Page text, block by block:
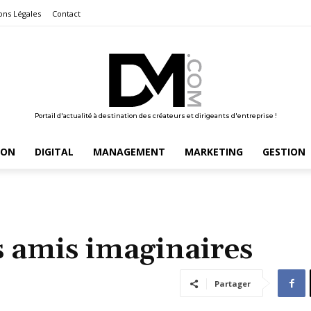
Légales Contact
Portail d'actualité à destination des créateurs et dirigeants d'entreprise !
DIGITAL MANAGEMENT MARKETING GESTION
amis imaginaires
Partager